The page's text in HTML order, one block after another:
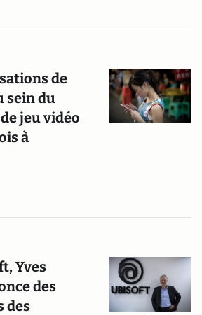
de
sein du
jeu vidéo
à
Yves
des
des